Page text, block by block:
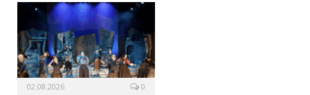
02.08.2026 0